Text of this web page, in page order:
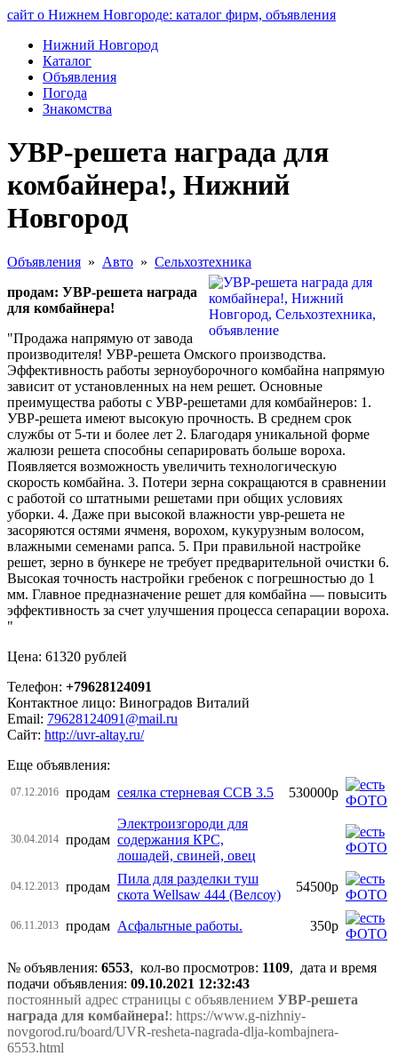
сайт о Нижнем Новгороде: каталог фирм, объявления
Нижний Новгород
Каталог
Объявления
Погода
Знакомства
УВР-решета награда для
комбайнера!, Нижний
Новгород
Объявления » Авто » Сельхозтехника
продам: УВР-решета награда
для комбайнера!
"Продажа напрямую от завода
производителя! УВР-решета Омского производства.
Эффективность работы зерноуборочного комбайна напрямую
зависит от установленных на нем решет. Основные
преимущества работы с УВР-решетами для комбайнеров: 1.
УВР-решета имеют высокую прочность. В среднем срок
службы от 5-ти и более лет 2. Благодаря уникальной форме
жалюзи решета способны сепарировать больше вороха.
Появляется возможность увеличить технологическую
скорость комбайна. 3. Потери зерна сокращаются в сравнении
с работой со штатными решетами при общих условиях
уборки. 4. Даже при высокой влажности увр-решета не
засоряются остями ячменя, ворохом, кукурузным волосом,
влажными семенами рапса. 5. При правильной настройке
решет, зерно в бункере не требует предварительной очистки 6.
Высокая точность настройки гребенок с погрешностью до 1
мм. Главное предназначение решет для комбайна — повысить
эффективность за счет улучшения процесса сепарации вороха.
"
Цена: 61320 рублей
Телефон: +79628124091
Контактное лицо: Виноградов Виталий
Email: 79628124091@mail.ru
Сайт: http://uvr-altay.ru/
Еще объявления:
07.12.2016 продам сеялка стерневая ССВ 3.5 530000р
30.04.2014 продам
Электроизгороди для
содержания КРС,
лошадей, свиней, овец
04.12.2013 продам
Пила для разделки туш
скота Wellsaw 444 (Велсоу)
54500р
06.11.2013 продам Асфальтные работы. 350р
№ объявления: 6553, кол-во просмотров: 1109, дата и время
подачи объявления: 09.10.2021 12:32:43
постоянный адрес страницы с объявлением УВР-решета
награда для комбайнера!: https://www.g-nizhniy-
novgorod.ru/board/UVR-resheta-nagrada-dlja-kombajnera-
6553.html